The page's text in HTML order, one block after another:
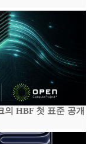
의 HBF 첫 표준 공개